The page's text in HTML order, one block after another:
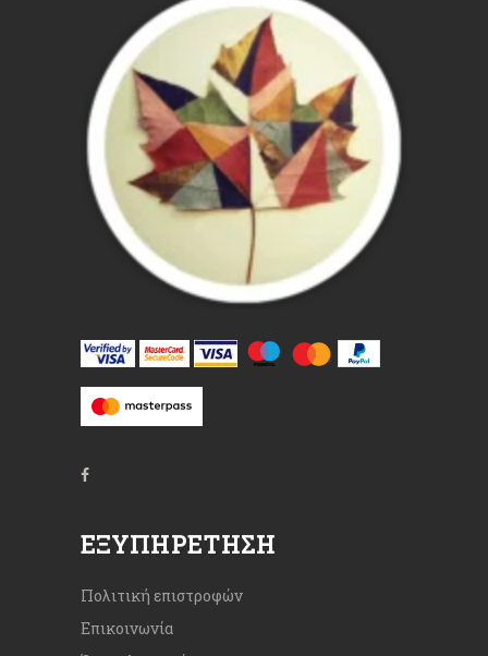
ΕΞΥΠΗΡΈΤΗΣΗ
Πολιτική επιστροφών
Επικοινωνία